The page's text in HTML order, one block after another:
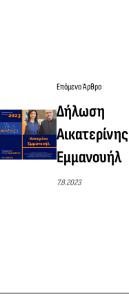
Επόμενο Άρθρο
Δήλωση
Αικατερίνης
Εμμανουήλ
7.8.2023